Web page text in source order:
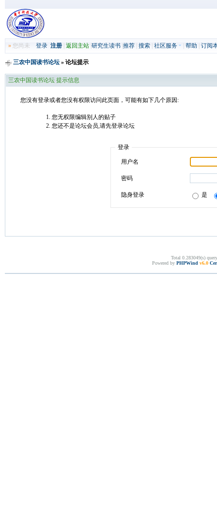
»您尚未 登录 注册| 返回主站| 研究生读书| 推荐| 搜索| 社区服务 帮助 订阅
三农中国读书论坛» 论坛提示
三农中国读书论坛 提示信息
您没有登录或者您没有权限访问此页面，可能有如下几个原因:
您无权限编辑别人的贴子
您还不是论坛会员,请先登录论坛
登录
用户名
密码
隐身登录 是
Total 0.283049(s)
Powered by PHPWind v6.0